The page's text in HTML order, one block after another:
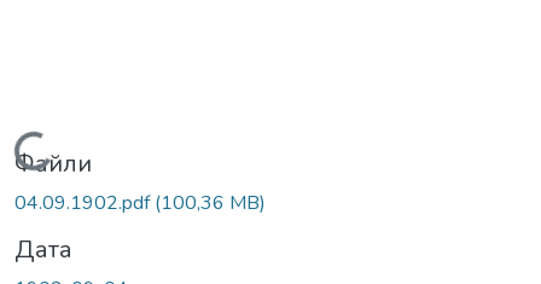
Вантажиться...
Файли
04.09.1902.pdf(100,36 MB)
Дата